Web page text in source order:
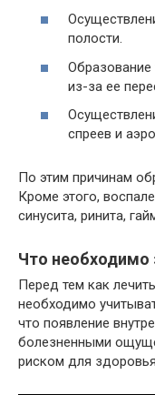
полости.
Образование
из-за ее
спреев и
По этим причинам
Кроме этого,
синусита, ринита,
Что необходимо
Перед тем как
необходимо
что появление
болезненными
риском для